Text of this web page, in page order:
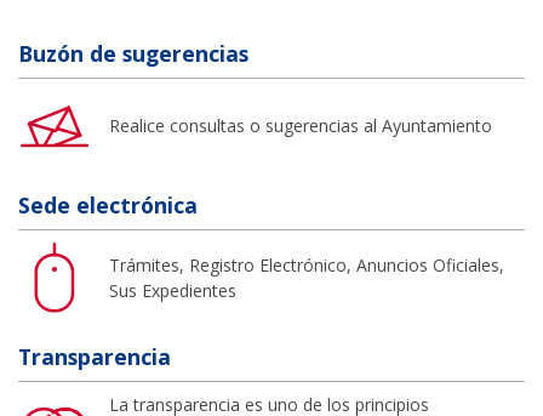
Buzón de sugerencias
Realice consultas o sugerencias al Ayuntamiento
Sede electrónica
Trámites, Registro Electrónico, Anuncios Oficiales,
Sus Expedientes
Transparencia
La transparencia es uno de los principios